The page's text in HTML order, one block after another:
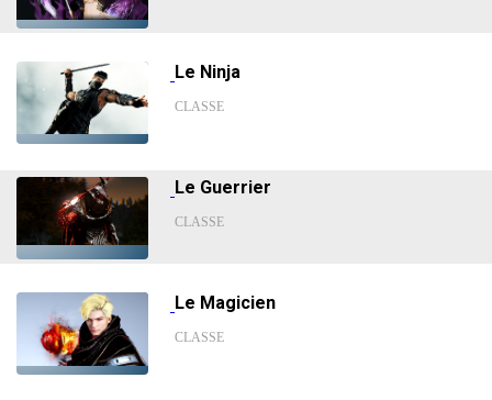
Le Ninja
CLASSE
Le Guerrier
CLASSE
Le Magicien
CLASSE